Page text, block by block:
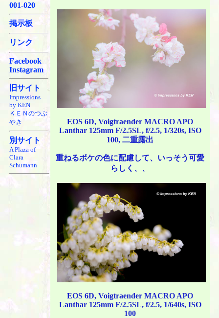
001-020
掲示板
リンク
Facebook
Instagram
旧サイト
Impressions
by KEN
ＫＥＮのつぶ
やき
別サイト
A Plaza of
Clara
Schumann
EOS 6D, Voigtraender MACRO APO
Lanthar 125mm F/2.5SL, f/2.5, 1/320s, ISO
100, 二重露出
重ねるボケの色に配慮して、いっそう可愛
らしく、、
EOS 6D, Voigtraender MACRO APO
Lanthar 125mm F/2.5SL, f/2.5, 1/640s, ISO
100